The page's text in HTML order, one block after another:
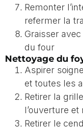
Remonter
refermer la
Graisser
du four
Nettoyage du
Aspirer
et toutes les
Retirer la
l’ouverture et
Retirer le